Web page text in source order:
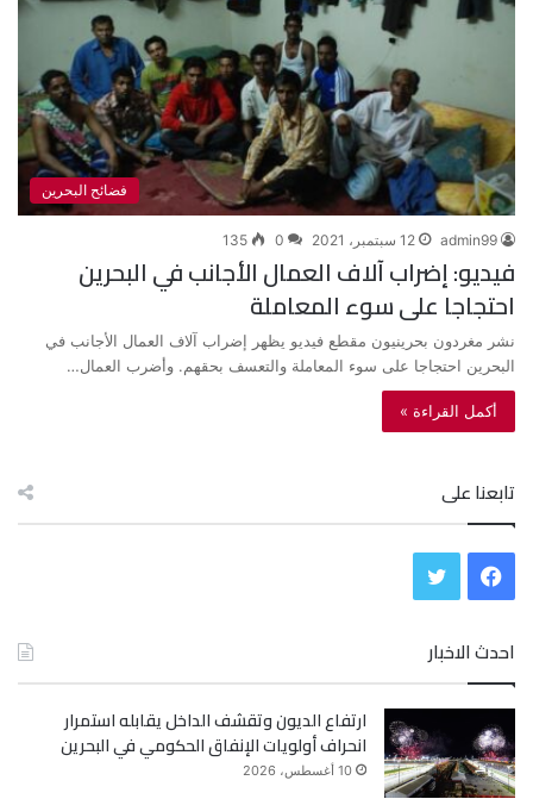
فضائح البحرين
admin99 12 سبتمبر، 2021 0
135
فيديو: إضراب آلاف العمال الأجانب في البحرين
احتجاجا على سوء المعاملة
نشر مغردون بحرينيون مقطع فيديو يظهر إضراب آلاف العمال الأجانب في
البحرين احتجاجا على سوء المعاملة والتعسف بحقهم. وأضرب العمال…
أكمل القراءة »
تابعنا على
و
ر
احدث الاخبار
ارتفاع الديون وتقشف الداخل يقابله استمرار
انحراف أولويات الإنفاق الحكومي في البحرين
10 أغسطس، 2026